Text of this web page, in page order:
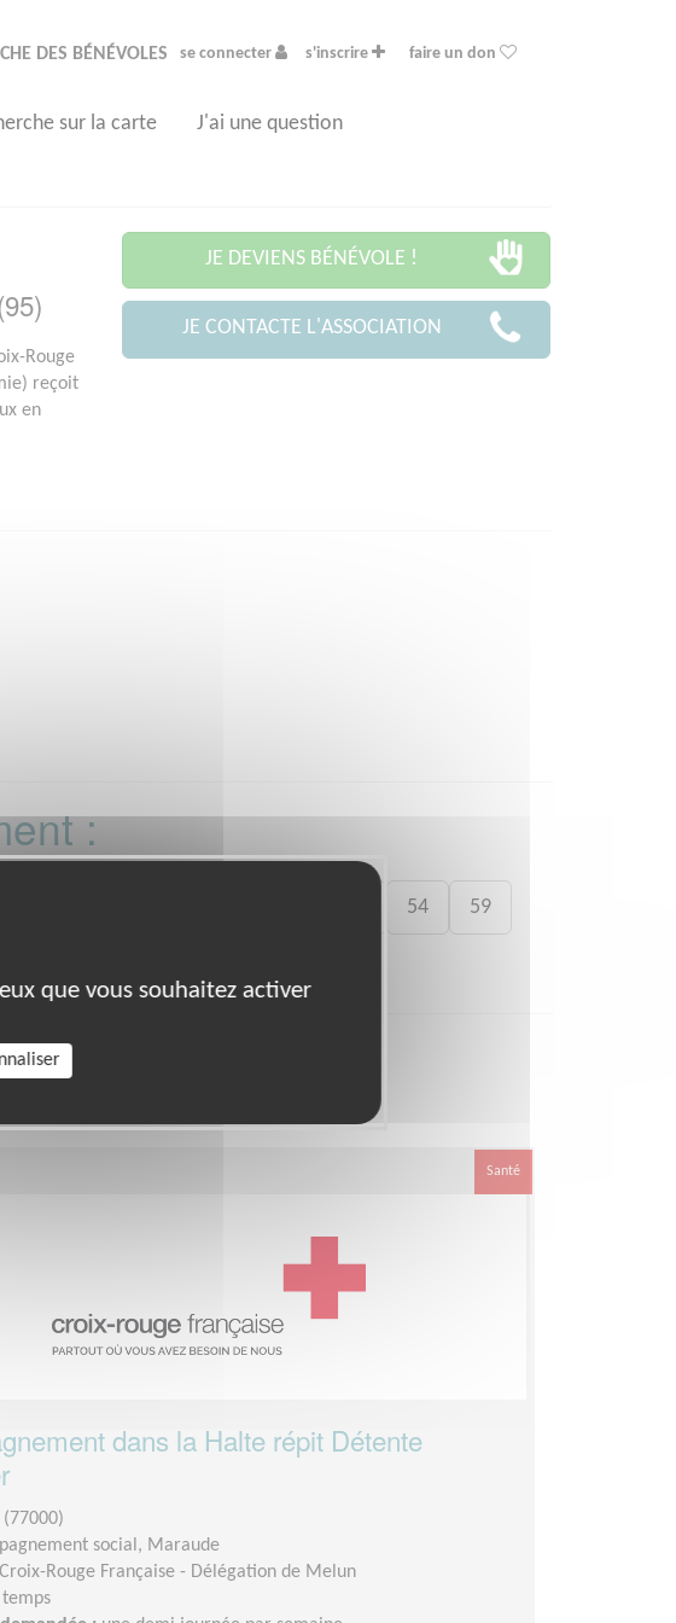
DES BÉNÉVOLES se connecter s'inscrire faire un don
sur la carte J'ai une question
Rouge
reçoit
en
JE DEVIENS BÉNÉVOLE !
JE CONTACTE L'ASSOCIATION
:
54 59
cette association
Santé
dans la Halte répit Détente
(77000)
social, Maraude
Croix-Rouge Française - Délégation de Melun
temps
que vous souhaitez activer